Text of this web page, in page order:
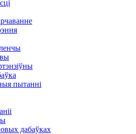
пытанні
дабаўках